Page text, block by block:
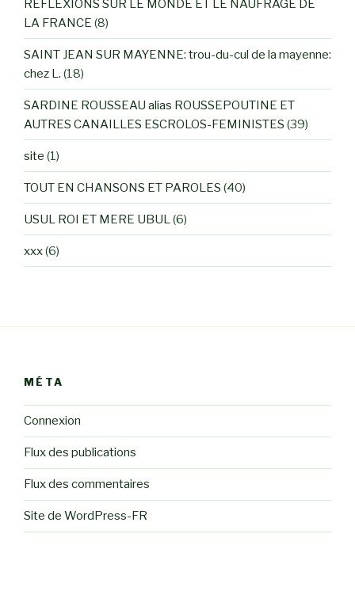
REFLEXIONS SUR LE MONDE ET LE NAUFRAGE DE
LA FRANCE (8)
SAINT JEAN SUR MAYENNE: trou-du-cul de la mayenne:
chez L. (18)
SARDINE ROUSSEAU alias ROUSSEPOUTINE ET
AUTRES CANAILLES ESCROLOS-FEMINISTES (39)
site (1)
TOUT EN CHANSONS ET PAROLES (40)
USUL ROI ET MERE UBUL(6)
xxx(6)
MÉTA
Connexion
Flux des publications
Flux des commentaires
Site de WordPress-FR